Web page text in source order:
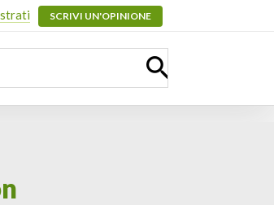
SCRIVI UN'OPINIONE